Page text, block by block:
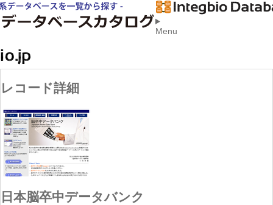
Menu
レコード詳細
日本脳卒中データバンク